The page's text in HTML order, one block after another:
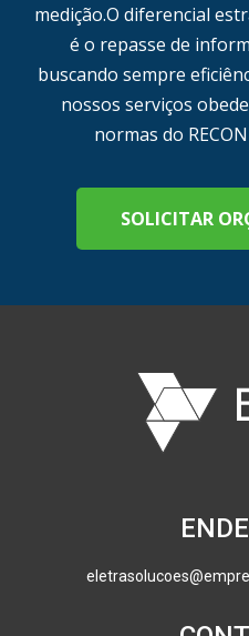
medição.O diferencial
é o repasse de
buscando sempre
nossos serviços
normas do
SOLICITAR